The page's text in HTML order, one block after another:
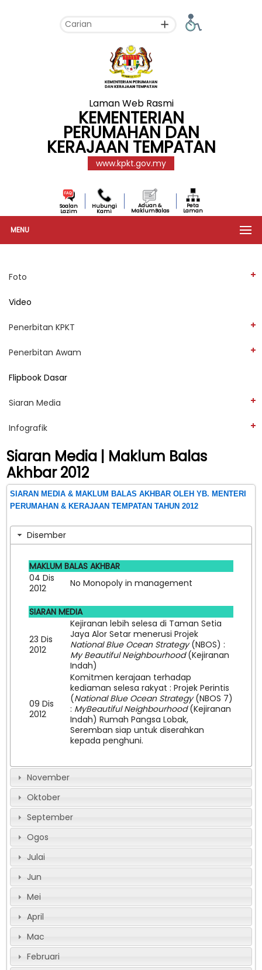
Laman Web Rasmi
KEMENTERIAN
PERUMAHAN DAN
KERAJAAN TEMPATAN
www.kpkt.gov.my
Soalan
Lazim
Hubungi
Kami
Aduan &
MaklumBalas
Peta
Laman
MENU
Foto
Video
Penerbitan KPKT
Penerbitan Awam
Flipbook Dasar
Siaran Media
Infografik
Siaran Media | Maklum Balas
Akhbar 2012
SIARAN MEDIA & MAKLUM BALAS AKHBAR OLEH YB. MENTERI
PERUMAHAN & KERAJAAN TEMPATAN TAHUN 2012
Disember
MAKLUM BALAS AKHBAR
04 Dis
2012
No Monopoly in management
SIARAN MEDIA
23 Dis
2012
Kejiranan lebih selesa di Taman Setia
Jaya Alor Setar menerusi Projek
National Blue Ocean Strategy(NBOS) :
My Beautiful Neighbourhood(Kejiranan
Indah)
09 Dis
2012
Komitmen kerajaan terhadap
kediaman selesa rakyat : Projek Perintis
(National Blue Ocean Strategy(NBOS 7)
: MyBeautiful Neighbourhood(Kejiranan
Indah) Rumah Pangsa Lobak,
Seremban siap untuk diserahkan
kepada penghuni.
November
Oktober
September
Ogos
Julai
Jun
Mei
April
Mac
Februari